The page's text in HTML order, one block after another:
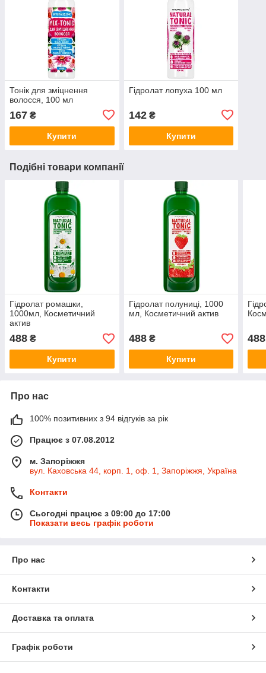
Тонік для зміцнення
волосся, 100 мл
167 ₴
Купити
Гідролат лопуха 100 мл
142₴
Купити
Подібні товари компанії
Гідролат ромашки,
1000мл, Косметичний
актив
488 ₴
Купити
Гідролат полуниці, 1000
мл, Косметичний актив
488₴
Купити
488
Про нас
100% позитивних з 94 відгуків за рік
Працює з 07.08.2012
м. Запоріжжя
вул. Каховська 44, корп. 1, оф. 1, Запоріжжя, Україна
Контакти
Сьогодні працює з 09:00 до 17:00
Показати весь графік роботи
Про нас
Контакти
Доставка та оплата
Графік роботи